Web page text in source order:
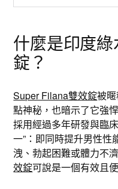
什麼是印度綠
錠？
Super Filana雙效錠被
點神秘，也暗示了它強
採用經過多年研發與臨
一”：即同時提升男性
洩、勃起困難或體力不
效錠可說是一個有效且